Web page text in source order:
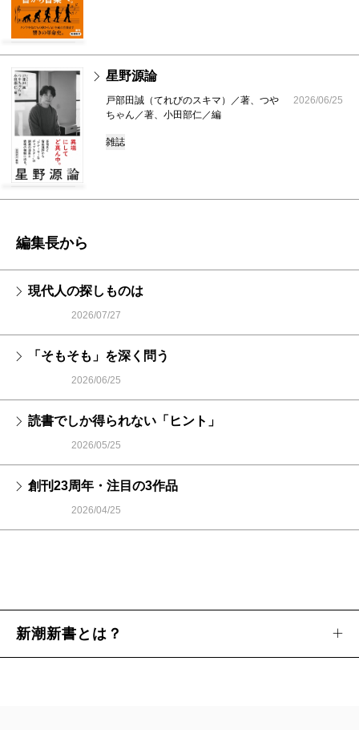
星野源論
戸部田誠（てれびのスキマ）／著、つや
ちゃん／著、小田部仁／編
2026/06/25
雑誌
編集長から
現代人の探しものは
2026/07/27
「そもそも」を深く問う
2026/06/25
読書でしか得られない「ヒント」
2026/05/25
創刊23周年・注目の3作品
2026/04/25
新潮新書とは？